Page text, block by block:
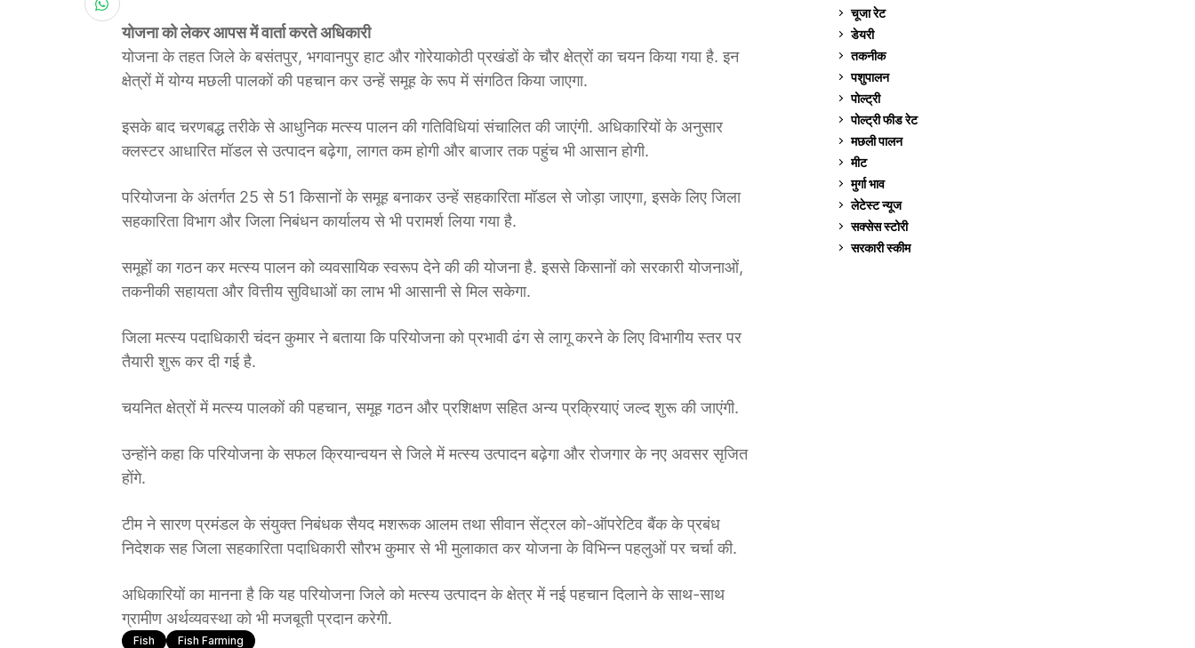
योजना को लेकर आपस में वार्ता करते अधिकारी
योजना के तहत जिले के बसंतपुर, भगवानपुर हाट और गोरेयाकोठी प्रखंडों के चौर क्षेत्रों का चयन किया गया है. इन
क्षेत्रों में योग्य मछली पालकों की पहचान कर उन्हें समूह के रूप में संगठित किया जाएगा.
इसके बाद चरणबद्ध तरीके से आधुनिक मत्स्य पालन की गतिविधियां संचालित की जाएंगी. अधिकारियों के अनुसार
क्लस्टर आधारित मॉडल से उत्पादन बढ़ेगा, लागत कम होगी और बाजार तक पहुंच भी आसान होगी.
परियोजना के अंतर्गत 25 से 51 किसानों के समूह बनाकर उन्हें सहकारिता मॉडल से जोड़ा जाएगा, इसके लिए जिला
सहकारिता विभाग और जिला निबंधन कार्यालय से भी परामर्श लिया गया है.
समूहों का गठन कर मत्स्य पालन को व्यवसायिक स्वरूप देने की की योजना है. इससे किसानों को सरकारी योजनाओं,
तकनीकी सहायता और वित्तीय सुविधाओं का लाभ भी आसानी से मिल सकेगा.
जिला मत्स्य पदाधिकारी चंदन कुमार ने बताया कि परियोजना को प्रभावी ढंग से लागू करने के लिए विभागीय स्तर पर
तैयारी शुरू कर दी गई है.
चयनित क्षेत्रों में मत्स्य पालकों की पहचान, समूह गठन और प्रशिक्षण सहित अन्य प्रक्रियाएं जल्द शुरू की जाएंगी.
उन्होंने कहा कि परियोजना के सफल क्रियान्वयन से जिले में मत्स्य उत्पादन बढ़ेगा और रोजगार के नए अवसर सृजित
होंगे.
टीम ने सारण प्रमंडल के संयुक्त निबंधक सैयद मशरूक आलम तथा सीवान सेंट्रल को-ऑपरेटिव बैंक के प्रबंध
निदेशक सह जिला सहकारिता पदाधिकारी सौरभ कुमार से भी मुलाकात कर योजना के विभिन्न पहलुओं पर चर्चा की.
अधिकारियों का मानना है कि यह परियोजना जिले को मत्स्य उत्पादन के क्षेत्र में नई पहचान दिलाने के साथ-साथ
ग्रामीण अर्थव्यवस्था को भी मजबूती प्रदान करेगी.
Fish Fish Farming
चूजा रेट
डेयरी
तकनीक
पशुपालन
पोल्ट्री
पोल्ट्री फीड रेट
मछली पालन
मीट
मुर्गा भाव
लेटेस्ट न्यूज
सक्सेस स्टो‍री
सरकारी स्की‍म